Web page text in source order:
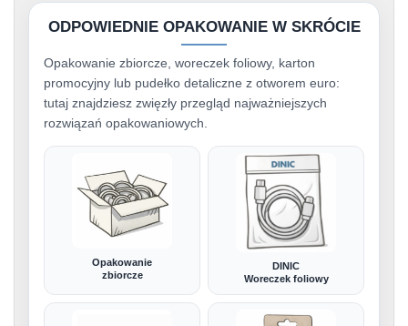
ODPOWIEDNIE OPAKOWANIE W SKRÓCIE
Opakowanie zbiorcze, woreczek foliowy, karton
promocyjny lub pudełko detaliczne z otworem euro:
tutaj znajdziesz zwięzły przegląd najważniejszych
rozwiązań opakowaniowych.
Opakowanie
zbiorcze
DINIC
Woreczek foliowy